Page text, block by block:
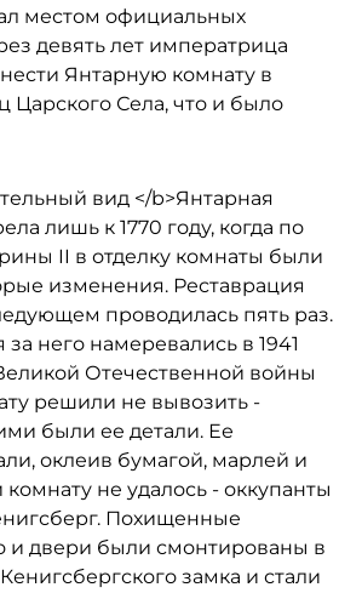
местом официальных
девять лет императрица
Янтарную комнату в
Царского Села, что и было
вид </b>Янтарная
лишь к 1770 году, когда по
II в отделку комнаты были
изменения. Реставрация
проводилась пять раз.
за него намеревались в 1941
Отечественной войны
решили не вывозить -
были ее детали. Ее
оклеив бумагой, марлей и
комнату не удалось - оккупанты
Похищенные
и двери были смонтированы в
замка и стали